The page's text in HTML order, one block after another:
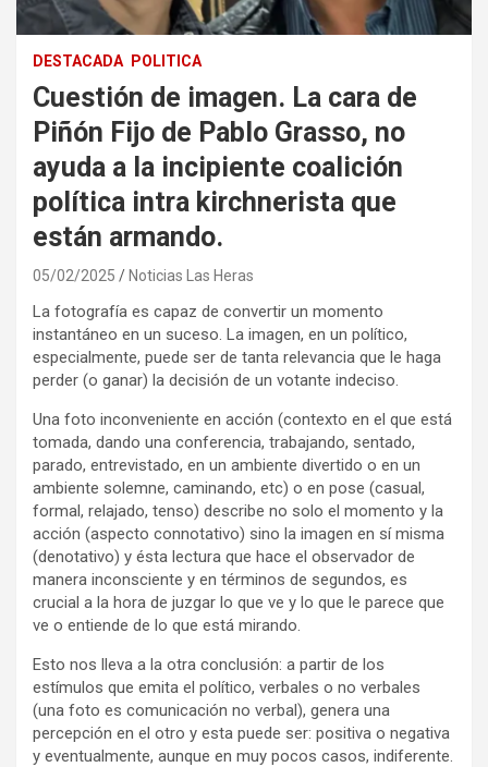
DESTACADA POLITICA
Cuestión de imagen. La cara de
Piñón Fijo de Pablo Grasso, no
ayuda a la incipiente coalición
política intra kirchnerista que
están armando.
05/02/2025 Noticias Las Heras
La fotografía es capaz de convertir un momento
instantáneo en un suceso. La imagen, en un político,
especialmente, puede ser de tanta relevancia que le haga
perder (o ganar) la decisión de un votante indeciso.
Una foto inconveniente en acción (contexto en el que está
tomada, dando una conferencia, trabajando, sentado,
parado, entrevistado, en un ambiente divertido o en un
ambiente solemne, caminando, etc) o en pose (casual,
formal, relajado, tenso) describe no solo el momento y la
acción (aspecto connotativo) sino la imagen en sí misma
(denotativo) y ésta lectura que hace el observador de
manera inconsciente y en términos de segundos, es
crucial a la hora de juzgar lo que ve y lo que le parece que
ve o entiende de lo que está mirando.
Esto nos lleva a la otra conclusión: a partir de los
estímulos que emita el político, verbales o no verbales
(una foto es comunicación no verbal), genera una
percepción en el otro y esta puede ser: positiva o negativa
y eventualmente, aunque en muy pocos casos, indiferente.